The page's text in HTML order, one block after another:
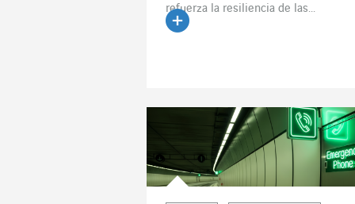
refuerza la resiliencia de las...